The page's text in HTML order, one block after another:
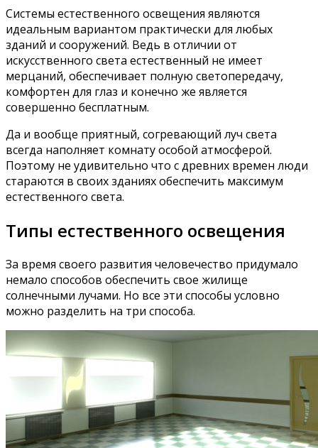
Системы естественного освещения являются
идеальным вариантом практически для любых
зданий и сооружений. Ведь в отличии от
искусственного света естественный не имеет
мерцаний, обеспечивает полную светопередачу,
комфортен для глаз и конечно же является
совершенно бесплатным.
Да и вообще приятный, согревающий луч света
всегда наполняет комнату особой атмосферой.
Поэтому не удивительно что с древних времен люди
стараются в своих зданиях обеспечить максимум
естественного света.
Типы естественного освещения
За время своего развития человечество придумало
немало способов обеспечить свое жилище
солнечными лучами. Но все эти способы условно
можно разделить на три способа.